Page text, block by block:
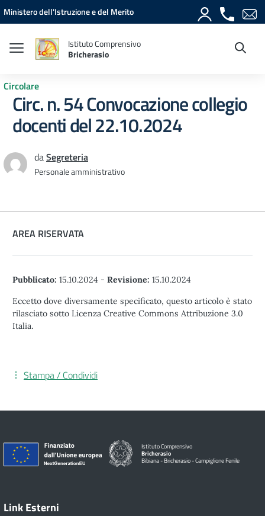
Vai ai contenuti
Vai al menu di navigazione
Vai al footer
Ministero dell'Istruzione e del Merito
Istituto Comprensivo
Bricherasio
Circolare
Circ. n. 54 Convocazione collegio
docenti del 22.10.2024
daSegreteria
Personale amministrativo
AREA RISERVATA
Pubblicato: 15.10.2024 - Revisione: 15.10.2024
Eccetto dove diversamente specificato, questo articolo è stato
rilasciato sotto Licenza Creative Commons Attribuzione 3.0
Italia.
Stampa / Condividi
Istituto Comprensivo
Bricherasio
Bibiana - Bricherasio - Campiglione Fenile
Link Esterni